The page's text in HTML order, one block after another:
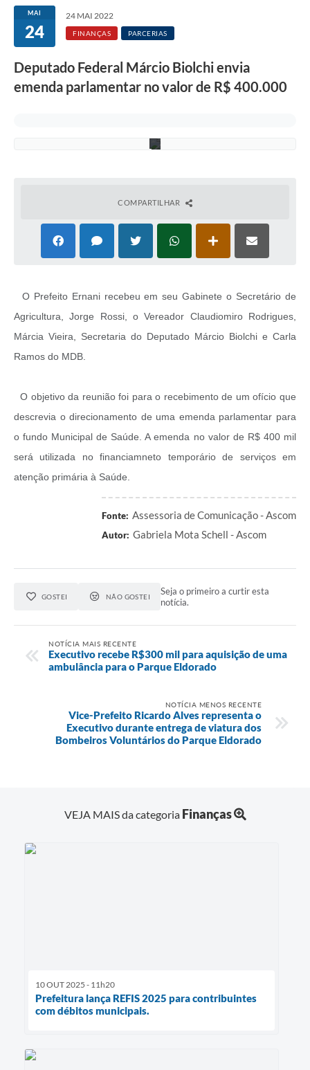
MAI
24
24 MAI 2022
FINANÇAS PARCERIAS
Deputado Federal Márcio Biolchi envia
emenda parlamentar no valor de R$ 400.000
h
l
A
COMPARTILHAR
O Prefeito Ernani recebeu em seu Gabinete o Secretário de
Agricultura, Jorge Rossi, o Vereador Claudiomiro Rodrigues,
Márcia Vieira, Secretaria do Deputado Márcio Biolchi e Carla
Ramos do MDB.
O objetivo da reunião foi para o recebimento de um ofício que
descrevia o direcionamento de uma emenda parlamentar para
o fundo Municipal de Saúde. A emenda no valor de R$ 400 mil
será utilizada no financiamneto temporário de serviços em
atenção primária à Saúde.
Fonte: Assessoria de Comunicação - Ascom
Autor: Gabriela Mota Schell - Ascom
GOSTEI NÃO GOSTEI
Seja o primeiro a curtir esta
notícia.
NOTÍCIA MAIS RECENTE
Executivo recebe R$300 mil para aquisição de uma
ambulância para o Parque Eldorado
NOTÍCIA MENOS RECENTE
Vice-Prefeito Ricardo Alves representa o
Executivo durante entrega de viatura dos
Bombeiros Voluntários do Parque Eldorado
VEJA MAIS da categoria Finanças
10 OUT 2025 - 11h20
Prefeitura lança REFIS 2025 para contribuintes
com débitos municipais.